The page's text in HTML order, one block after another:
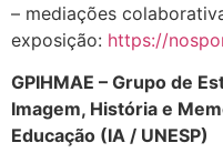
– mediações
exposição: https://
GPIHMAE – Grupo de
Imagem, História e
Educação (IA / UNESP)